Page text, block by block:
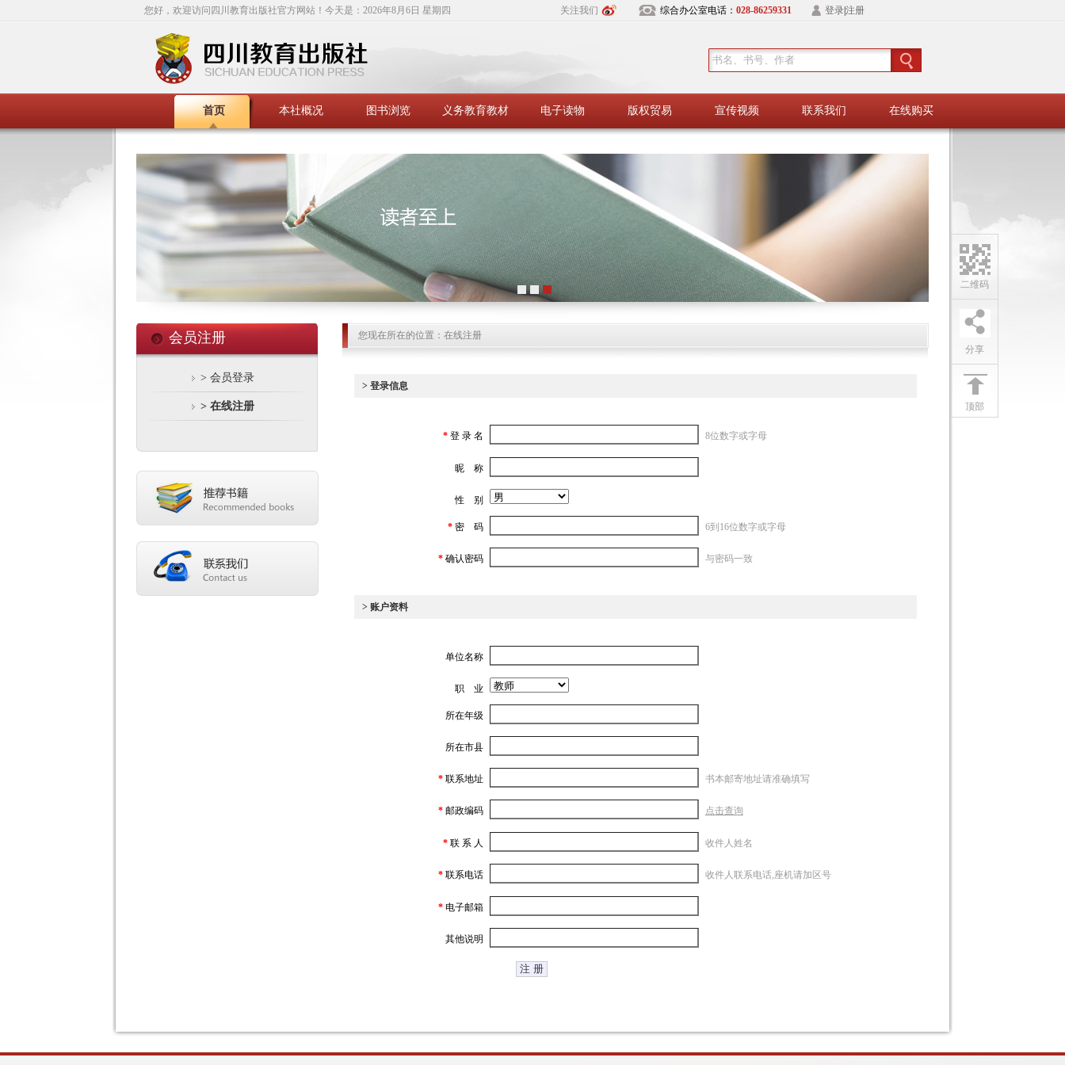
您好，欢迎访问四川教育出版社官方网站！今天是： 2026年8月6日 星期四 关注我们 综合办公室电话： 028-86259331 登录|注册
首页 本社概况 图书浏览 义务教育教材 电子读物 版权贸易 宣传视频 联系我们 在线购买
会员注册
> 会员登录
> 在线注册
您现在所在的位置：在线注册
> 登录信息
*登 录 名 8位数字或字母
昵 称
性 别
*密 码 6到16位数字或字母
*确认密码 与密码一致
> 账户资料
单位名称
职 业
所在年级
所在市县
*联系地址 书本邮寄地址请准确填写
*邮政编码 点击查询
*联 系 人 收件人姓名
*联系电话 收件人联系电话,座机请加区号
*电子邮箱
其他说明
二维码
分享
顶部